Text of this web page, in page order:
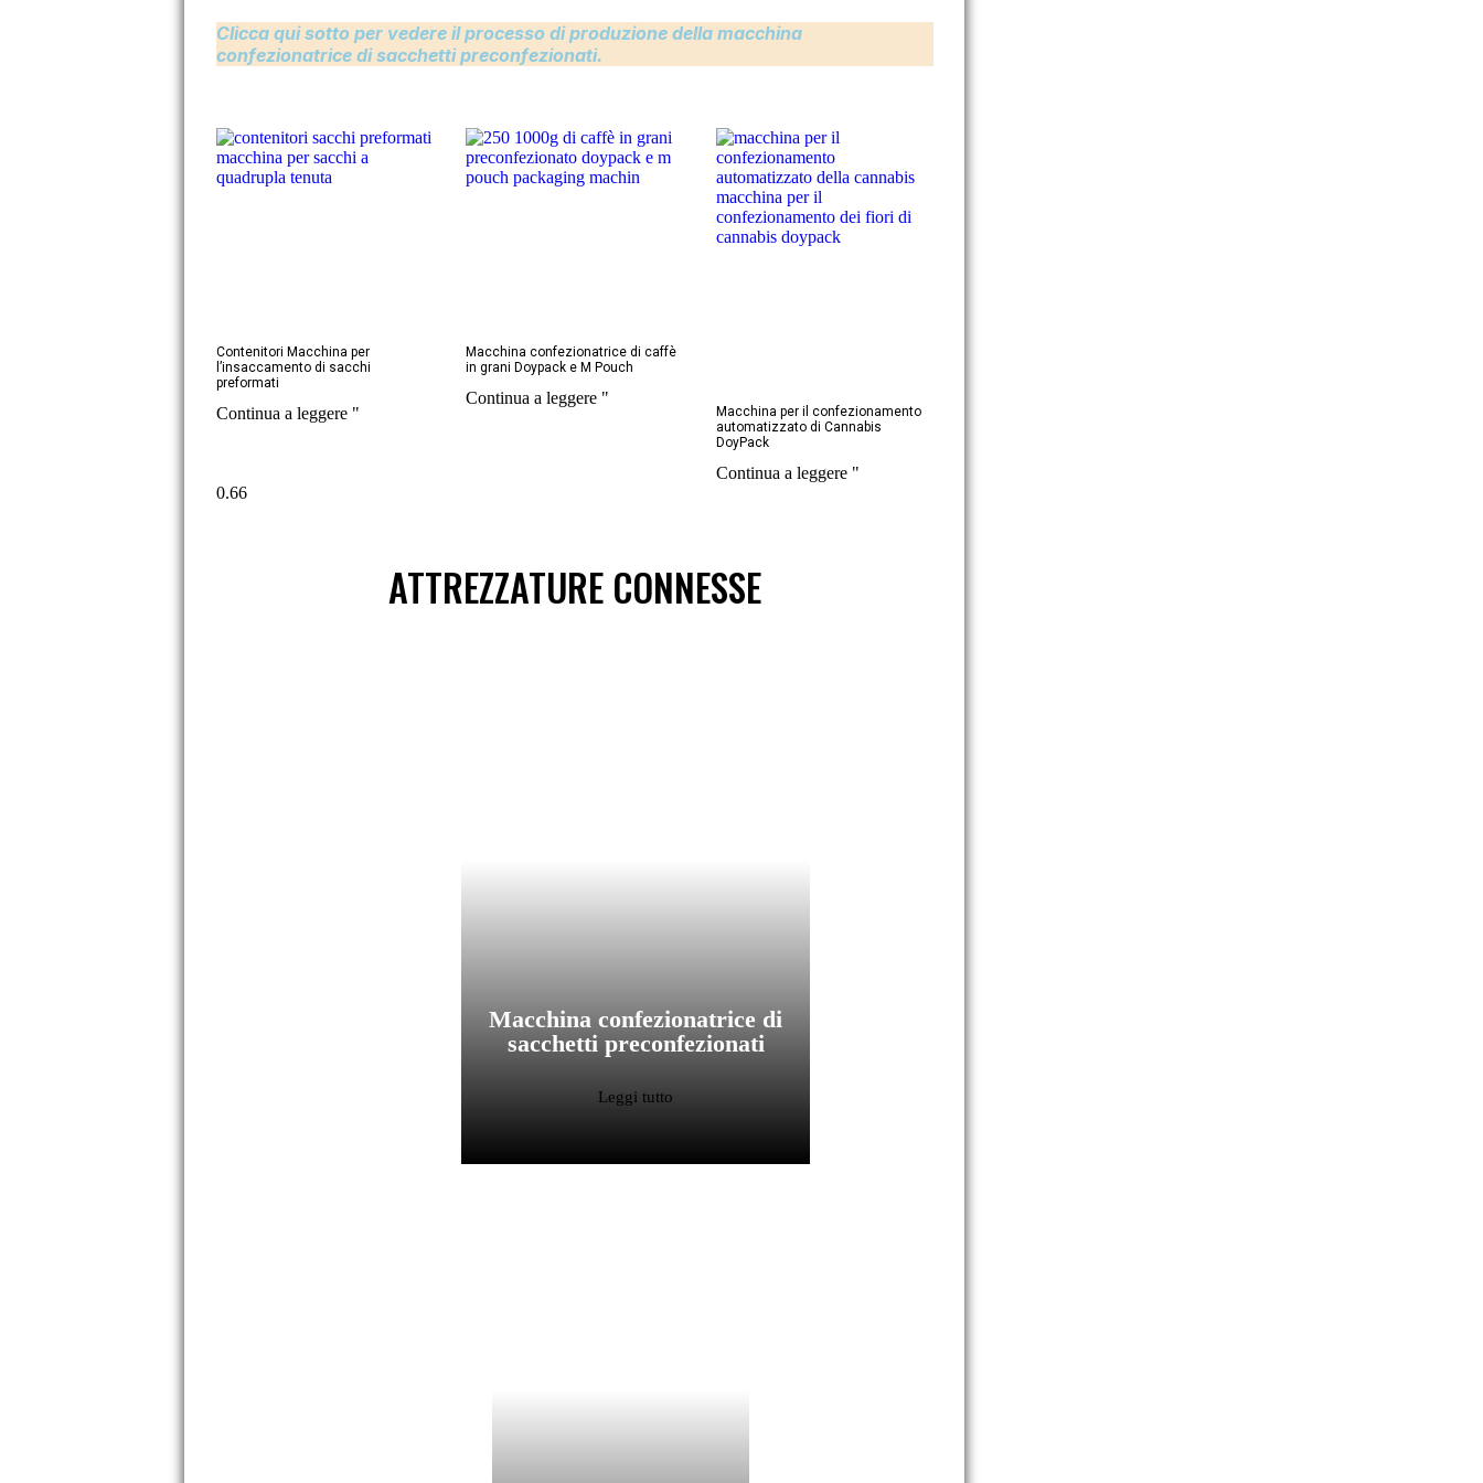
Clicca qui sotto per vedere il processo di produzione della macchina
confezionatrice di sacchetti preconfezionati.
Contenitori Macchina per
l’insaccamento di sacchi
preformati
Continua a leggere "
Macchina confezionatrice di caffè
in grani Doypack e M Pouch
Continua a leggere "
Macchina per il confezionamento
automatizzato di Cannabis
DoyPack
Continua a leggere "
ATTREZZATURE CONNESSE
Macchina confezionatrice di
sacchetti preconfezionati
Leggi tutto